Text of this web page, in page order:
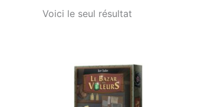
Voici le seul résultat